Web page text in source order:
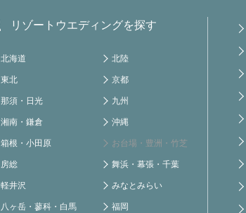
リゾートウエディングを探す
北海道
東北
那須・日光
湘南・鎌倉
箱根・小田原
房総
軽井沢
八ヶ岳・蓼科・白馬
北陸
京都
九州
沖縄
お台場・豊洲・竹芝
舞浜・幕張・千葉
みなとみらい
福岡